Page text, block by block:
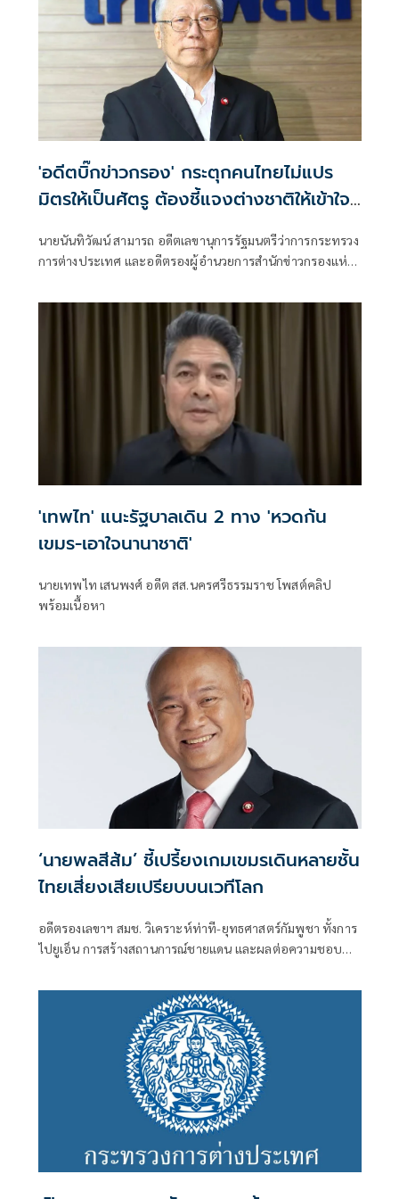
'อดีตบิ๊กข่าวกรอง' กระตุกคนไทยไม่แปร
มิตรให้เป็นศัตรู​ ต้องชี้แจงต่างชาติให้เข้าใจ
นายนันทิวัฒน์ สามารถ อดีตเลขานุการรัฐมนตรีว่าการกระทรวง
การต่างประเทศ และอดีตรองผู้อำนวยการสำนักข่าวกรองแห่ง
'เทพไท' แนะรัฐบาลเดิน 2 ทาง 'หวดก้น
เขมร-เอาใจนานาชาติ'
นายเทพไท เสนพงศ์ อดีต สส.นครศรีธรรมราช โพสต์คลิป
พร้อมเนื้อหา
‘นายพลสีส้ม’ ชี้เปรี้ยงเกมเขมรเดินหลายชั้น
ไทยเสี่ยงเสียเปรียบบนเวทีโลก
อดีตรองเลขาฯ สมช. วิเคราะห์ท่าที-ยุทธศาสตร์กัมพูชา ทั้งการ
ไปยูเอ็น การสร้างสถานการณ์ชายแดน และผลต่อความชอบ
เป็นฝ่ายถูกกล่าวหาในสายตานานาชาติ